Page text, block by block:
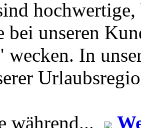
bei unseren
wecken. In
während...